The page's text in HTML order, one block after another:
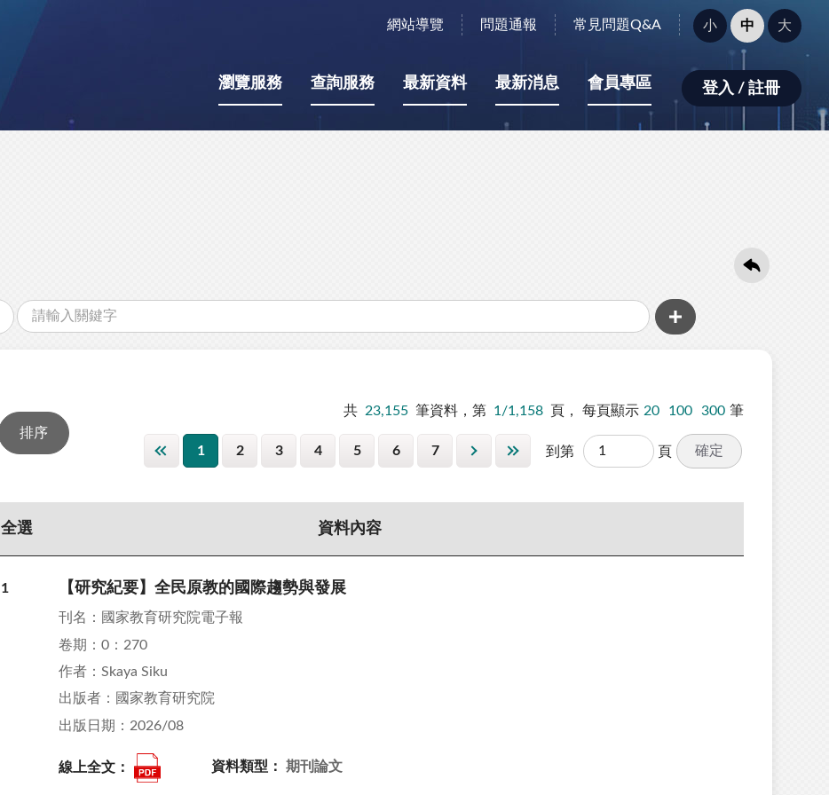
網站導覽 問題通報 常見問題Q&A
字
型
小：
小 中 大
瀏覽服務 查詢服務 最新資料 最新消息 會員專區 登入 / 註冊
字
共 23,155 筆資料，第 1/1,158 頁， 每頁顯示 20 100 300 筆
1 2 3 4 5 6 7 到第 頁 確定
全選 資料內容
1 【研究紀要】全民原教的國際趨勢與發展
刊名：國家教育研究院電子報
卷期：0：270
作者：Skaya Siku
出版者：國家教育研究院
出版日期：2026/08
線上全文： 資料類型： 期刊論文